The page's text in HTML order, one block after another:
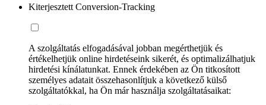
Kiterjesztett Conversion-Tracking
A szolgáltatás elfogadásával jobban megérthetjük és
értékelhetjük online hirdetéseink sikerét, és optimalizálhatjuk
hirdetési kínálatunkat. Ennek érdekében az Ön titkosított
személyes adatait összehasonlítjuk a következő külső
szolgáltatókkal, ha Ön már használja szolgáltatásaikat: